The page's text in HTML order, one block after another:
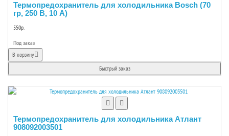
Термопредохранитель для холодильника Bosch (70
гр, 250 В, 10 А)
550р.
Под заказ
В корзину
Быстрый заказ
Термопредохранитель для холодильника Атлант
908092003501